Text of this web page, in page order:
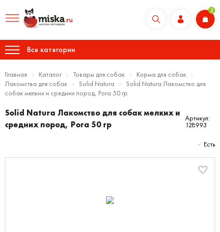
2
Все категории
Главная Каталог Товары для собак
Корма для собак
Лакомства для собак
Solid Natura
Solid Natura Лакомство для
собак мелких и средних пород, Рога 50 гр
Solid Natura Лакомство для собак мелких и
средних пород, Рога 50 гр
Артикул:
128993
Есть